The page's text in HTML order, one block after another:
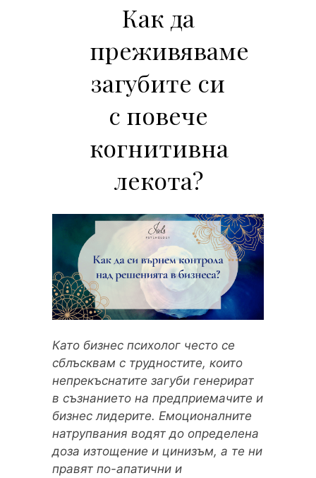
Как да
преживяваме
загубите си
с повече
когнитивна
лекота?
Като бизнес психолог често се
сблъсквам с трудностите, които
непрекъснатите загуби генерират
в съзнанието на предприемачите и
бизнес лидерите. Емоционалните
натрупвания водят до определена
доза изтощение и цинизъм, а те ни
правят по-апатични и